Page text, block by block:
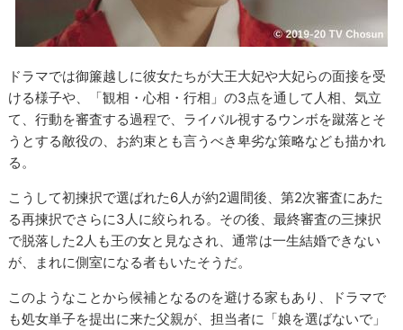
ドラマでは御簾越しに彼女たちが大王大妃や大妃らの面接を受
ける様子や、「観相・心相・行相」の3点を通して人相、気立
て、行動を審査する過程で、ライバル視するウンボを蹴落とそ
うとする敵役の、お約束とも言うべき卑劣な策略なども描かれ
る。
こうして初揀択で選ばれた6人が約2週間後、第2次審査にあた
る再揀択でさらに3人に絞られる。その後、最終審査の三揀択
で脱落した2人も王の女と見なされ、通常は一生結婚できない
が、まれに側室になる者もいたそうだ。
このようなことから候補となるのを避ける家もあり、ドラマで
も処女単子を提出に来た父親が、担当者に「娘を選ばないで」